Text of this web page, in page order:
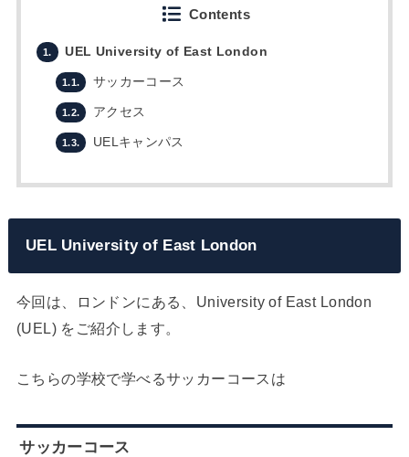
Contents
1. UEL University of East London
1.1. サッカーコース
1.2. アクセス
1.3. UELキャンパス
UEL University of East London
今回は、ロンドンにある、University of East London
(UEL) をご紹介します。
こちらの学校で学べるサッカーコースは
サッカーコース